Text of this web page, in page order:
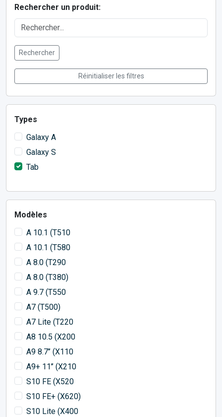
Rechercher un produit:
Rechercher
Réinitialiser les filtres
Types
Galaxy A
Galaxy S
Tab
Modèles
A 10.1 (T510
A 10.1 (T580
A 8.0 (T290
A 8.0 (T380)
A 9.7 (T550
A7 (T500)
A7 Lite (T220
A8 10.5 (X200
A9 8.7’’ (X110
A9+ 11’’ (X210
S10 FE (X520
S10 FE+ (X620)
S10 Lite (X400